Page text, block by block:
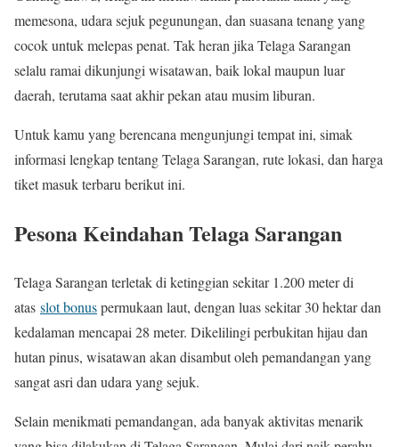
memesona, udara sejuk pegunungan, dan suasana tenang yang
cocok untuk melepas penat. Tak heran jika Telaga Sarangan
selalu ramai dikunjungi wisatawan, baik lokal maupun luar
daerah, terutama saat akhir pekan atau musim liburan.
Untuk kamu yang berencana mengunjungi tempat ini, simak
informasi lengkap tentang Telaga Sarangan, rute lokasi, dan harga
tiket masuk terbaru berikut ini.
Pesona Keindahan Telaga Sarangan
Telaga Sarangan terletak di ketinggian sekitar 1.200 meter di
atas slot bonuspermukaan laut, dengan luas sekitar 30 hektar dan
kedalaman mencapai 28 meter. Dikelilingi perbukitan hijau dan
hutan pinus, wisatawan akan disambut oleh pemandangan yang
sangat asri dan udara yang sejuk.
Selain menikmati pemandangan, ada banyak aktivitas menarik